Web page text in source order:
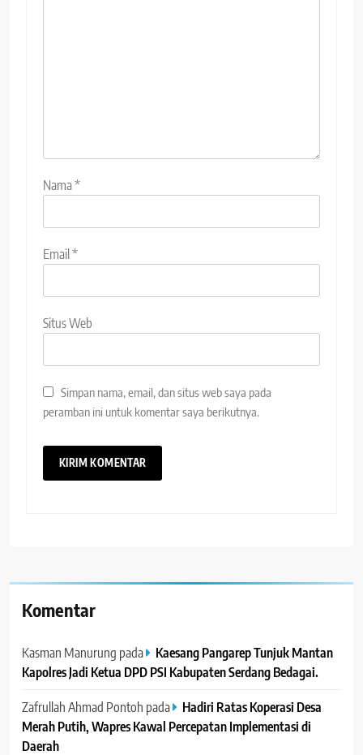
Nama*
Email*
Situs Web
Simpan nama, email, dan situs web saya pada
peramban ini untuk komentar saya berikutnya.
Komentar
Kasman Manurung pada
Kaesang Pangarep Tunjuk Mantan
Kapolres Jadi Ketua DPD PSI Kabupaten Serdang Bedagai. ‎ ‎
Zafrullah Ahmad Pontoh pada
Hadiri Ratas Koperasi Desa
Merah Putih, Wapres Kawal Percepatan Implementasi di
Daerah